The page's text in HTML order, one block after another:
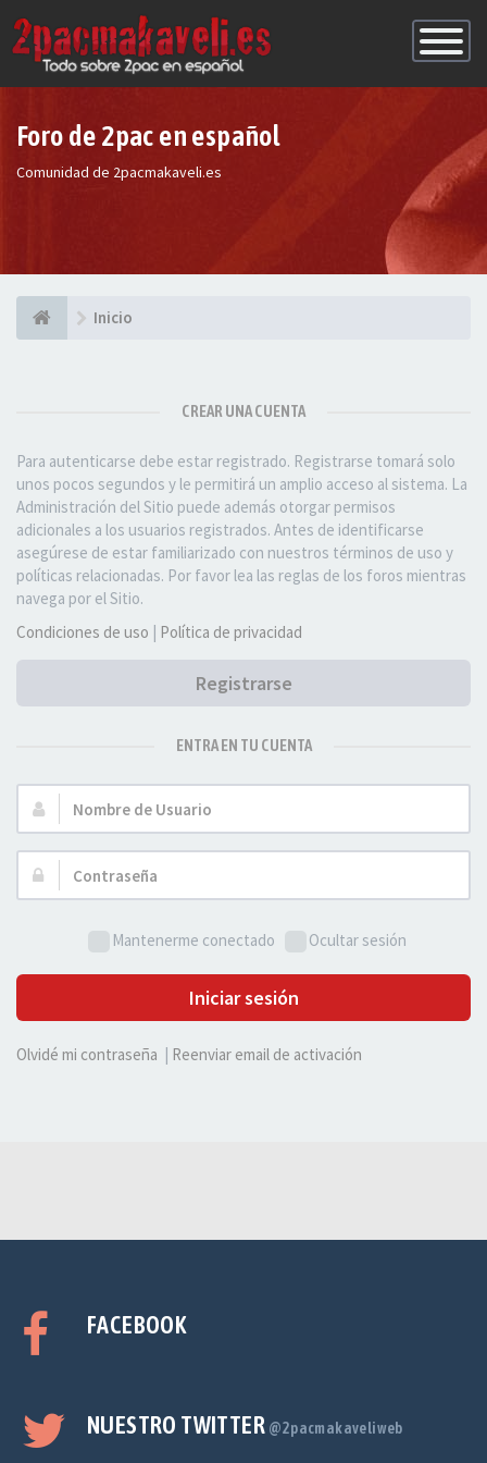
de
Foro de 2pac en español
Comunidad de 2pacmakaveli.es
Inicio
CREAR UNA CUENTA
Para autenticarse debe estar registrado. Registrarse tomará solo
unos pocos segundos y le permitirá un amplio acceso al sistema. La
Administración del Sitio puede además otorgar permisos
adicionales a los usuarios registrados. Antes de identificarse
asegúrese de estar familiarizado con nuestros términos de uso y
políticas relacionadas. Por favor lea las reglas de los foros mientras
navega por el Sitio.
Condiciones de uso | Política de privacidad
Registrarse
ENTRA EN TU CUENTA
Nombre
de
Usuario:
Contraseña:
Mantenerme conectado Ocultar sesión
Iniciar sesión
Olvidé mi contraseña Reenviar email de activación
FACEBOOK
NUESTRO TWITTER @2pacmakaveliweb